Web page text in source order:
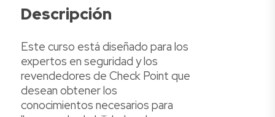
Descripción
Este curso está diseñado para los
expertos en seguridad y los
revendedores de Check Point que
desean obtener los
conocimientos necesarios para